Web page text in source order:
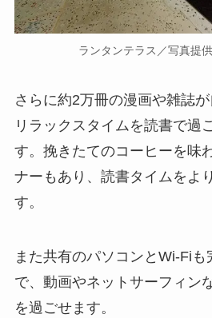
ランタンテラス／写真提
さらに約2万冊の漫画や雑誌が
リラックスタイムを読書で過
す。挽きたてのコーヒーを味
ナーもあり、読書タイムをよ
す。
また共有のパソコンとWi-Fi
で、動画やネットサーフィン
を過ごせます。